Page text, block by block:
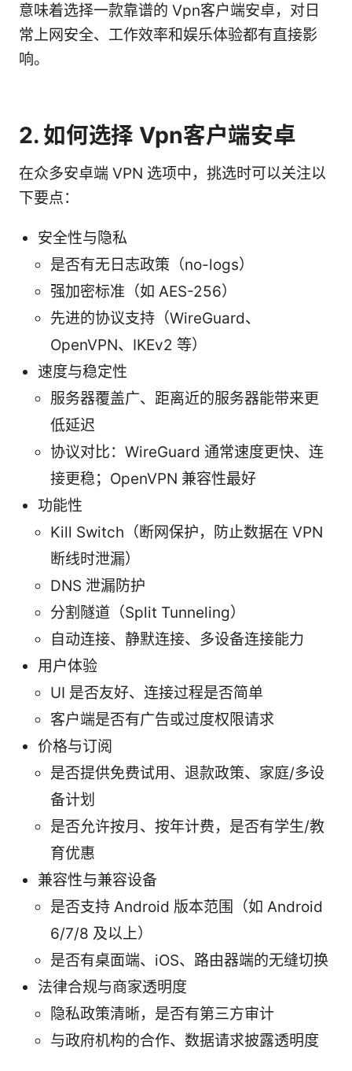
意味着选择一款靠谱的 Vpn客户端安卓，对日
常上网安全、工作效率和娱乐体验都有直接影
响。
2. 如何选择 Vpn客户端安卓
在众多安卓端 VPN 选项中，挑选时可以关注以
下要点：
安全性与隐私
是否有无日志政策（no-logs）
强加密标准（如 AES-256）
先进的协议支持（WireGuard、
OpenVPN、IKEv2 等）
速度与稳定性
服务器覆盖广、距离近的服务器能带来更
低延迟
协议对比：WireGuard 通常速度更快、连
接更稳；OpenVPN 兼容性最好
功能性
Kill Switch（断网保护，防止数据在 VPN
断线时泄漏）
DNS 泄漏防护
分割隧道（Split Tunneling）
自动连接、静默连接、多设备连接能力
用户体验
UI 是否友好、连接过程是否简单
客户端是否有广告或过度权限请求
价格与订阅
是否提供免费试用、退款政策、家庭/多设
备计划
是否允许按月、按年计费，是否有学生/教
育优惠
兼容性与兼容设备
是否支持 Android 版本范围（如 Android
6/7/8 及以上）
是否有桌面端、iOS、路由器端的无缝切换
法律合规与商家透明度
隐私政策清晰，是否有第三方审计
与政府机构的合作、数据请求披露透明度